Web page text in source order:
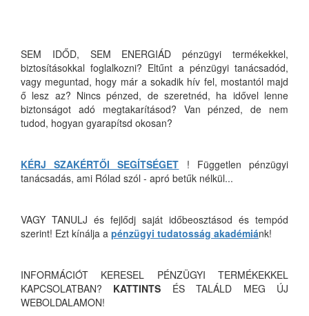
SEM IDŐD, SEM ENERGIÁD pénzügyi termékekkel,
biztosításokkal foglalkozni? Eltűnt a pénzügyi tanácsadód,
vagy meguntad, hogy már a sokadik hív fel, mostantól majd
ő lesz az? Nincs pénzed, de szeretnéd, ha idővel lenne
biztonságot adó megtakarításod? Van pénzed, de nem
tudod, hogyan gyarapítsd okosan?
KÉRJ SZAKÉRTŐI SEGÍTSÉGET ! Független pénzügyi
tanácsadás, ami Rólad szól - apró betűk nélkül...
VAGY TANULJ és fejlődj saját időbeosztásod és tempód
szerint! Ezt kínálja a pénzügyi tudatosság akadémiánk!
INFORMÁCIÓT KERESEL PÉNZÜGYI TERMÉKEKKEL
KAPCSOLATBAN? KATTINTS ÉS TALÁLD MEG ÚJ
WEBOLDALAMON!